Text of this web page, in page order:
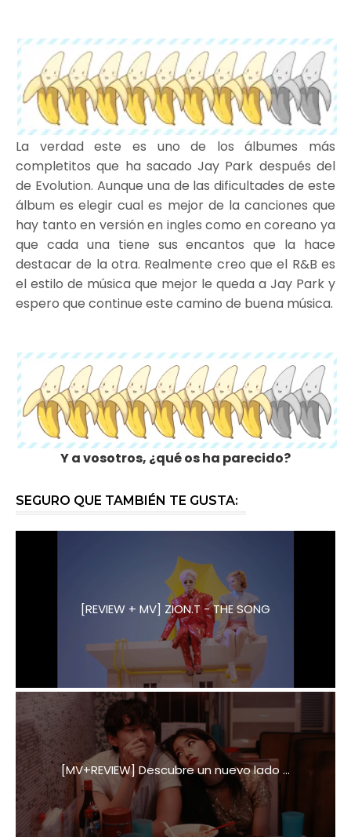
La verdad este es uno de los álbumes más
completitos que ha sacado Jay Park después del
de Evolution. Aunque una de las dificultades de este
álbum es elegir cual es mejor de la canciones que
hay tanto en versión en ingles como en coreano ya
que cada una tiene sus encantos que la hace
destacar de la otra. Realmente creo que el R&B es
el estilo de música que mejor le queda a Jay Park y
espero que continue este camino de buena música.
Y a vosotros, ¿qué os ha parecido?
SEGURO QUE TAMBIÉN TE GUSTA:
[REVIEW + MV] ZION.T - THE SONG
[MV+REVIEW] Descubre un nuevo lado ...